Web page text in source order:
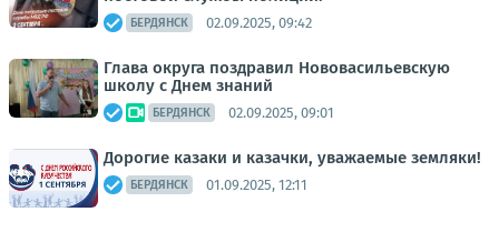
БЕРДЯНСК 02.09.2025, 09:42
Глава округа поздравил Нововасильевскую
школу с Днем знаний
БЕРДЯНСК 02.09.2025, 09:01
Дорогие казаки и казачки, уважаемые земляки!
БЕРДЯНСК 01.09.2025, 12:11